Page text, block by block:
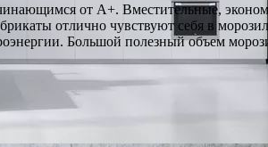
от A+. Вместительные,
отлично чувствуют себя в
Большой полезный объем